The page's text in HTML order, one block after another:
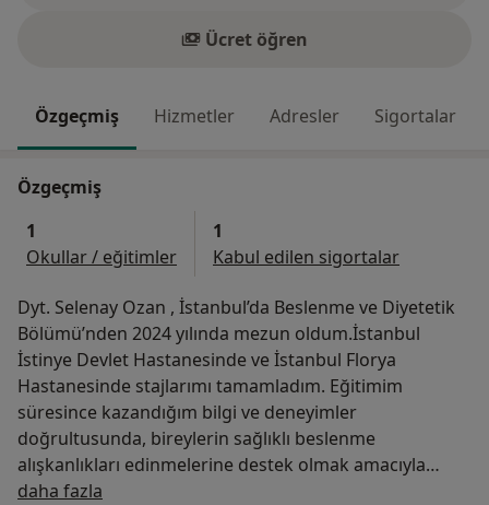
Ücret öğren
Özgeçmiş Hizmetler Adresler Sigortalar
Özgeçmiş
1
Okullar / eğitimler
1
Kabul edilen sigortalar
Dyt. Selenay Ozan , İstanbul’da Beslenme ve Diyetetik
Bölümü’nden 2024 yılında mezun oldum.İstanbul
İstinye Devlet Hastanesinde ve İstanbul Florya
Hastanesinde stajlarımı tamamladım. Eğitimim
süresince kazandığım bilgi ve deneyimler
doğrultusunda, bireylerin sağlıklı beslenme
alışkanlıkları edinmelerine destek olmak amacıyla
profesyonel kariyerime başladım.
daha fazla